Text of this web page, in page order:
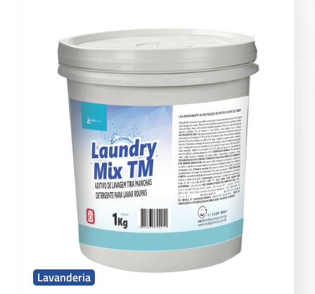
Lavanderia